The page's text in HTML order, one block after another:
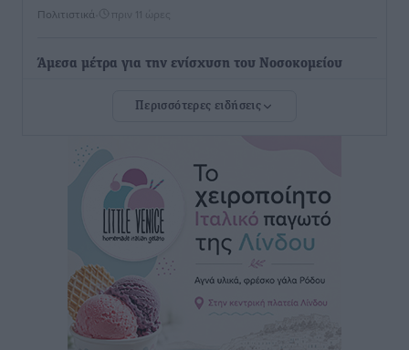
Πολιτιστικά πριν 11 ώρες
Άμεσα μέτρα για την ενίσχυση του Νοσοκομείου
ανακοίνωσε ο Άδωνις Γεωργιάδης
Iατρικός Σύλλογος Ροδου προς Α. Γεωργιάδη:
Στρατηγικές Προτάσεις για την Ενίσχυση της
Δημόσιας Υγείας στη Νησιωτική Ελλάδα και στα
Νοσοκομεία της Γ΄ Ζώνης
Τοπικές Ειδήσεις πριν 12 ώρες
Πάνθηρες: Ξεκίνησαν αισιόδοξοι για την παρθενική
“πτήση” τους
Περισσότερες ειδήσεις